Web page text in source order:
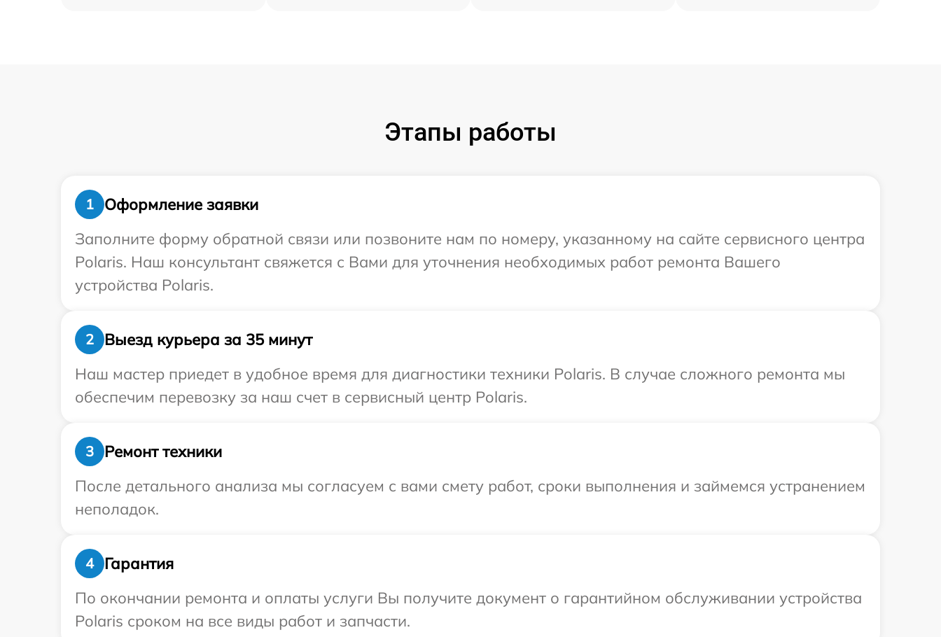
Этапы работы
1
Оформление заявки
Заполните форму обратной связи или позвоните нам по номеру, указанному на сайте сервисного центра
Polaris. Наш консультант свяжется с Вами для уточнения необходимых работ ремонта Вашего
устройства Polaris.
2
Выезд курьера за 35 минут
Наш мастер приедет в удобное время для диагностики техники Polaris. В случае сложного ремонта мы
обеспечим перевозку за наш счет в сервисный центр Polaris.
3
Ремонт техники
После детального анализа мы согласуем с вами смету работ, сроки выполнения и займемся устранением
неполадок.
4
Гарантия
По окончании ремонта и оплаты услуги Вы получите документ о гарантийном обслуживании устройства
Polaris сроком на все виды работ и запчасти.